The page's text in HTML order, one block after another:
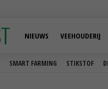
SMART FARMING STIKSTOF
NIEUWS VEEHOUDERIJ